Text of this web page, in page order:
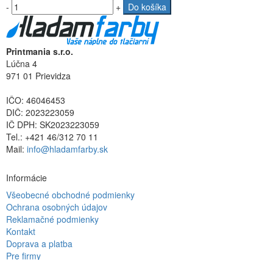
-
+ Do košíka
Printmania s.r.o.
Lúčna 4
971 01 Prievidza
IČO: 46046453
DIČ: 2023223059
IČ DPH: SK2023223059
Tel.: +421 46/312 70 11
Mail: info@hladamfarby.sk
Informácie
Všeobecné obchodné podmienky
Ochrana osobných údajov
Reklamačné podmienky
Kontakt
Doprava a platba
Pre firmy